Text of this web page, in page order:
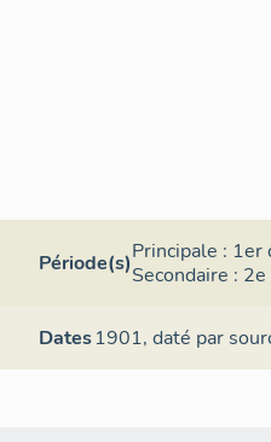
Période(s)Principale : 1er
Secondaire :
Dates1901,daté par